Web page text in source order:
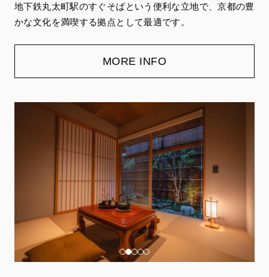
地下鉄丸太町駅のすぐそばという便利な立地で、京都の豊
かな文化を満喫する拠点として最適です。
MORE INFO